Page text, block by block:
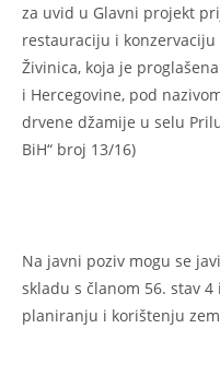
za uvid u Glavni projekt
restauraciju i
Živinica, koja je
i Hercegovine, pod
drvene džamije u selu
BiH“ broj 13/16)
Na javni poziv mogu se
skladu s članom 56. stav
planiranju i korištenju